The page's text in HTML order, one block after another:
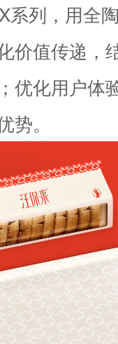
系列，用全
价值传递，
优化用户体
。